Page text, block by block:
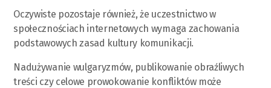
Oczywiste pozostaje również, że uczestnictwo w
społecznościach internetowych wymaga zachowania
podstawowych zasad kultury komunikacji.
Nadużywanie wulgaryzmów, publikowanie obraźliwych
treści czy celowe prowokowanie konfliktów może